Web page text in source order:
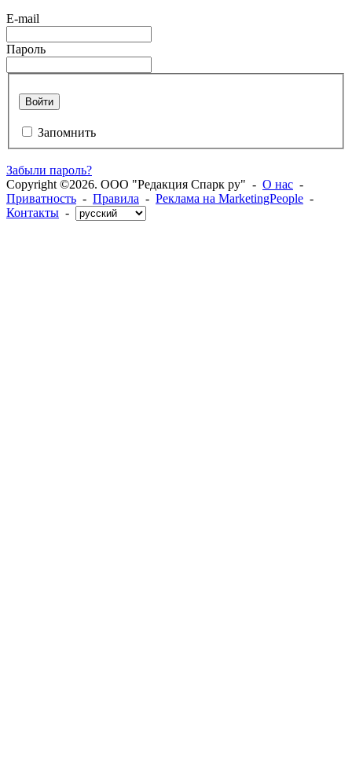
E-mail
Пароль
Войти
Запомнить
Забыли пароль?
Copyright ©2026. ООО "Редакция Спарк ру" - О нас -
Приватность - Правила - Реклама на MarketingPeople -
Контакты -